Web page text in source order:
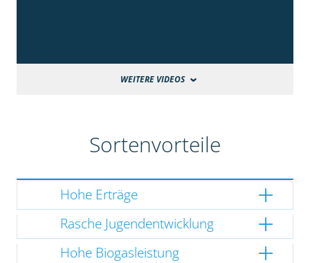
WEITERE VIDEOS
Sortenvorteile
Hohe Erträge
Rasche Jugendentwicklung
Hohe Biogasleistung